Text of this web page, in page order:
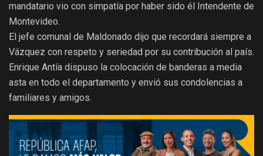
mandatario vio con simpatía por haber sido él Intendente de
Montevideo.
El jefe comunal de Maldonado dijo que recordará siempre a
Vázquez con respeto y seriedad por su contribución al país.
Enrique Antía dispuso la colocación de banderas a media
asta en todo el departamento y envió sus condolencias a
familiares y amigos.